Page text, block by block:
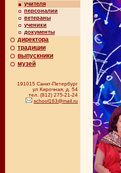
учителя
персоналии
ветераны
ученики
документы
директора
традиции
выпускники
музей
191015 Санкт-Петербург
ул Кирочная, д. 54
тел. (812) 275-21-24
school163@mail.ru